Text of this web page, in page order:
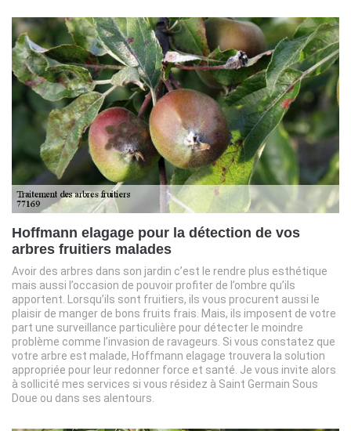
Hoffmann elagage pour la détection de vos
arbres fruitiers malades
Avoir des arbres dans son jardin c’est le rendre plus esthétique
mais aussi l’occasion de pouvoir profiter de l’ombre qu’ils
apportent. Lorsqu’ils sont fruitiers, ils vous procurent aussi le
plaisir de manger de bons fruits frais. Mais, ils imposent de votre
part une surveillance particulière pour détecter le moindre
problème comme l’invasion de ravageurs. Si vous constatez que
votre arbre est malade, Hoffmann elagage trouvera la solution
appropriée pour leur redonner force et santé. Je vous invite alors
à sollicité mes services si vous résidez à Saint Germain Sous
Doue ou dans ses alentours.